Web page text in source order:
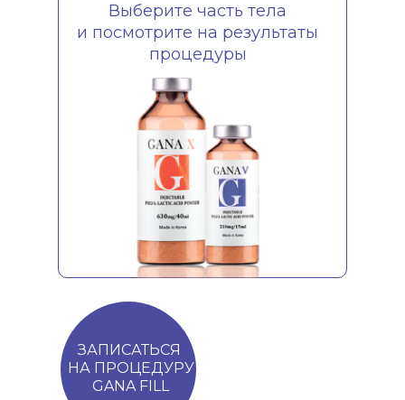
ЗАПИСАТЬСЯ
НА ПРОЦЕДУРУ
GANA FILL
Выберите часть тела
и посмотрите на результаты
процедуры